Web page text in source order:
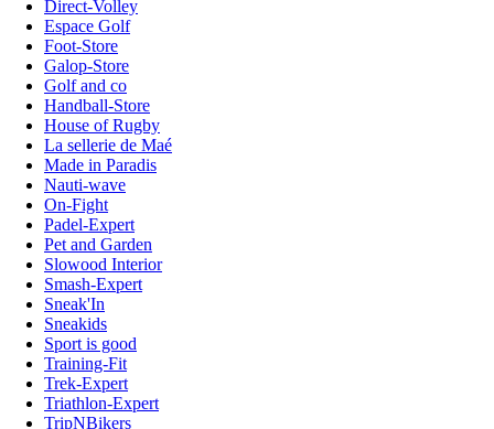
Direct-Volley
Espace Golf
Foot-Store
Galop-Store
Golf and co
Handball-Store
House of Rugby
La sellerie de Maé
Made in Paradis
Nauti-wave
On-Fight
Padel-Expert
Pet and Garden
Slowood Interior
Smash-Expert
Sneak'In
Sneakids
Sport is good
Training-Fit
Trek-Expert
Triathlon-Expert
TripNBikers